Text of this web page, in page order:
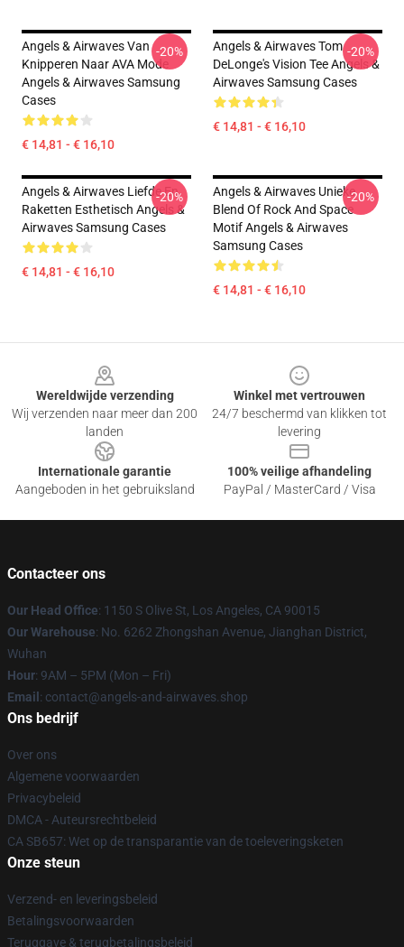
Angels & Airwaves Van
Knipperen Naar AVA Mode
Angels & Airwaves Samsung
Cases
€ 14,81 - € 16,10
-20%
Angels & Airwaves Tom
DeLonge's Vision Tee Angels &
Airwaves Samsung Cases
€ 14,81 - € 16,10
-20%
Angels & Airwaves Liefde En
Raketten Esthetisch Angels &
Airwaves Samsung Cases
€ 14,81 - € 16,10
-20%
Angels & Airwaves Unieke
Blend Of Rock And Space
Motif Angels & Airwaves
Samsung Cases
€ 14,81 - € 16,10
-20%
Wereldwijde verzending
Wij verzenden naar meer dan 200
landen
Winkel met vertrouwen
24/7 beschermd van klikken tot
levering
Internationale garantie
Aangeboden in het gebruiksland
100% veilige afhandeling
PayPal / MasterCard / Visa
Contacteer ons
Our Head Office: 1150 S Olive St, Los Angeles, CA 90015
Our Warehouse: No. 6262 Zhongshan Avenue, Jianghan District,
Wuhan
Hour: 9AM – 5PM (Mon – Fri)
Email : contact@angels-and-airwaves.shop
Ons bedrijf
Over ons
Algemene voorwaarden
Privacybeleid
DMCA - Auteursrechtbeleid
CA SB657: Wet op de transparantie van de toeleveringsketen
Onze steun
Verzend- en leveringsbeleid
Betalingsvoorwaarden
Teruggave & terugbetalingsbeleid